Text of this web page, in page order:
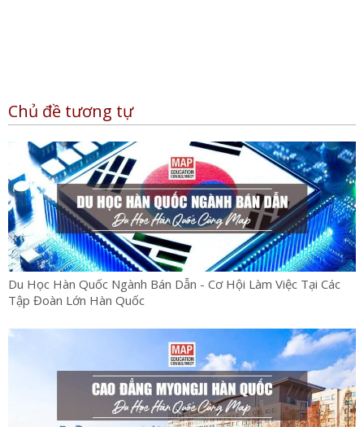
Chủ đề tương tự
Du Học Hàn Quốc Ngành Bán Dẫn - Cơ Hội Làm Việc Tại Các
Tập Đoàn Lớn Hàn Quốc